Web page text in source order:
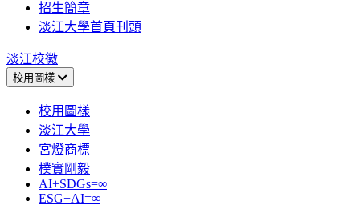
招生簡章
淡江大學首頁刊頭
淡江校徽
校用圖樣
校用圖樣
淡江大學
宮燈商標
樸實剛毅
AI+SDGs=∞
ESG+AI=∞